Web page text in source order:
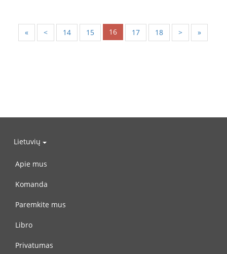
« < 14 15 16 17 18 > »
Lietuvių
Apie mus
Komanda
Paremkite mus
Libro
Privatumas